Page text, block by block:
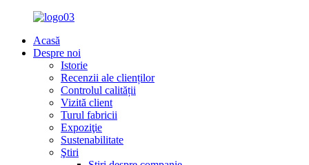
Acasă
Despre noi
Istorie
Recenzii ale clienților
Controlul calității
Vizită client
Turul fabricii
Expoziţie
Sustenabilitate
Ştiri